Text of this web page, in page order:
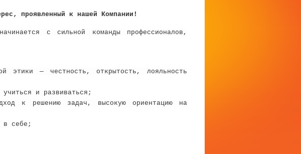
проявленный к нашей Компании!
с сильной команды профессионалов,
этики — честность, открытость, лояльность
и развиваться;
к решению задач, высокую ориентацию на
в себе;